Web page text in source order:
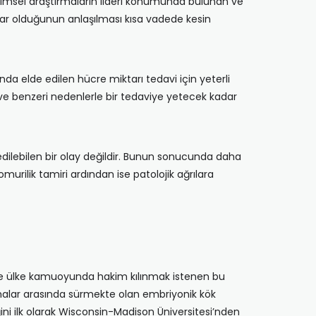
olduğunun anlaşılması kısa vadede kesin
elde edilen hücre miktarı tedavi için yeterli
benzeri nedenlerle bir tedaviye yetecek kadar
bir olay değildir. Bunun sonucunda daha
tamiri ardından ise patolojik ağrılara
kamuoyunda hakim kılınmak istenen bu
arasında sürmekte olan embriyonik kök
ilk olarak Wisconsin-Madison Üniversitesi’nden